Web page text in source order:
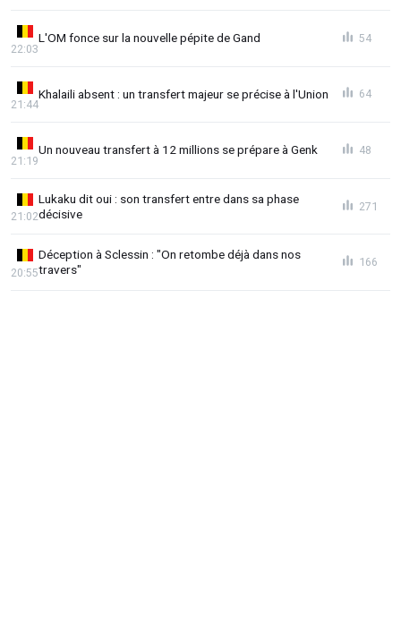
L'OM fonce sur la nouvelle pépite de Gand
22:03
54
Khalaili absent : un transfert majeur se précise à l'Union
21:44
64
Un nouveau transfert à 12 millions se prépare à Genk
21:19
48
Lukaku dit oui : son transfert entre dans sa phase
décisive
21:02
271
Déception à Sclessin : "On retombe déjà dans nos
travers"
20:55
166